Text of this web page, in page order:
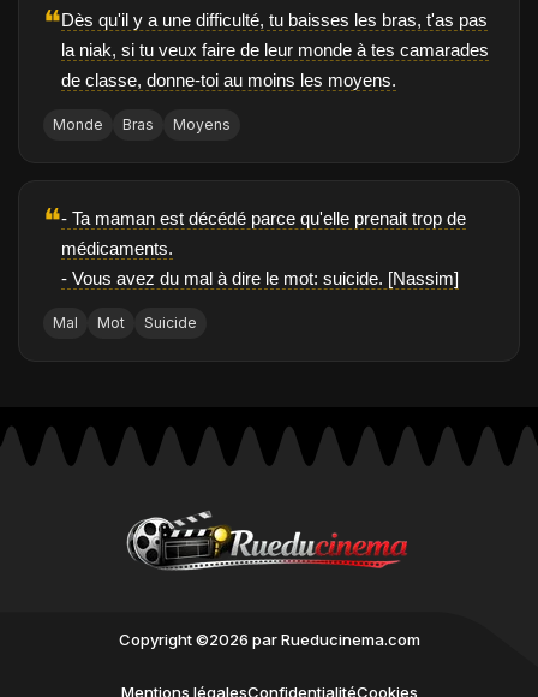
❝Dès qu'il y a une difficulté, tu baisses les bras, t'as pas
la niak, si tu veux faire de leur monde à tes camarades
de classe, donne-toi au moins les moyens.
Monde Bras Moyens
❝- Ta maman est décédé parce qu'elle prenait trop de
médicaments.
- Vous avez du mal à dire le mot: suicide. [Nassim]
Mal Mot Suicide
Copyright ©2026 par Rueducinema.com
Mentions légalesConfidentialitéCookies